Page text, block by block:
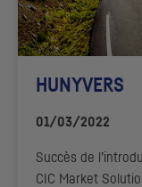
HUNYVERS
01/03/2022
Succès de
CIC Market